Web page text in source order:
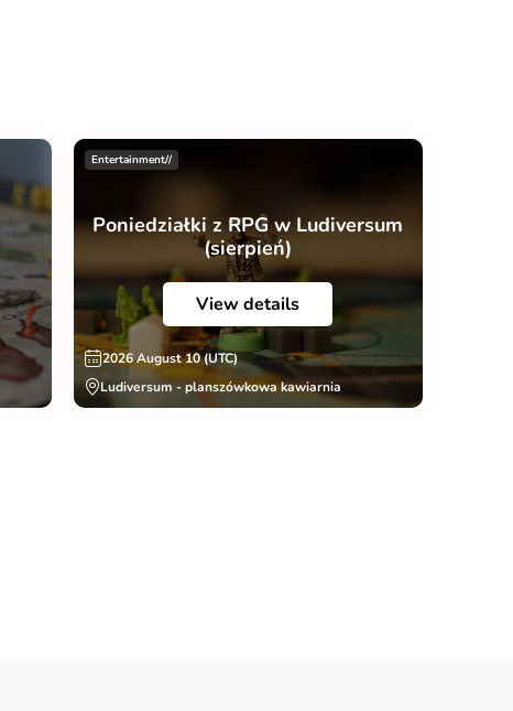
Entertainment//
Poniedziałki z RPG w Ludiversum
(sierpień)
View details
2026 August 10 (UTC)
Ludiversum - planszówkowa kawiarnia